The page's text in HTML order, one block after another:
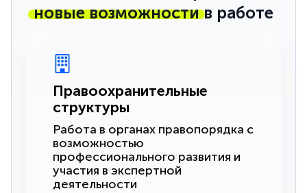
новые возможностив работе
Правоохранительные
структуры
Работа в органах правопорядка с
возможностью
профессионального развития и
участия в экспертной
деятельности